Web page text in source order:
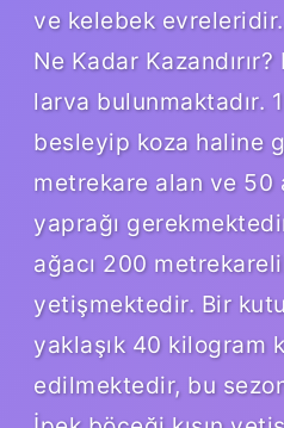
ve kelebek
Ne Kadar
larva bulunmaktadır.
besleyip koza haline
metrekare alan ve 50
yaprağı
ağacı 200
yetişmektedir. Bir
yaklaşık 40 kilogram
edilmektedir, bu